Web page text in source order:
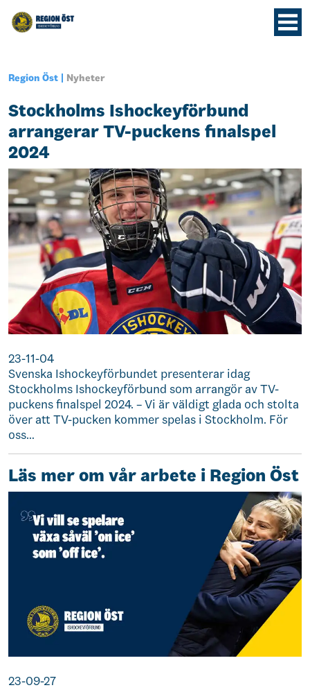
Region Öst Nyheter
Stockholms Ishockeyförbund
arrangerar TV-puckens finalspel
2024
23-11-04
Svenska Ishockeyförbundet presenterar idag
Stockholms Ishockeyförbund som arrangör av TV-
puckens finalspel 2024. – Vi är väldigt glada och stolta
över att TV-pucken kommer spelas i Stockholm. För
oss…
Läs mer om vår arbete i Region Öst
23-09-27